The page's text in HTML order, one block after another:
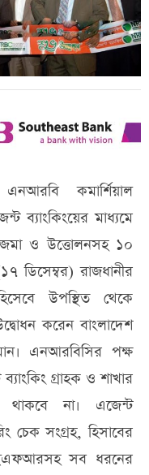
কমার্শিয়াল
ব্যাংকিংয়ের মাধ্যমে
জমা ও উত্তোলনসহ ১০
ডিসেম্বর) রাজধানীর
উপস্থিত থেকে
করেন বাংলাদেশ
এনআরবিসির পক্ষ
গ্রাহক ও শাখার
থাকবে না। এজেন্ট
চেক সংগ্রহ, হিসাবের
আইএফআরসহ সব ধরনের